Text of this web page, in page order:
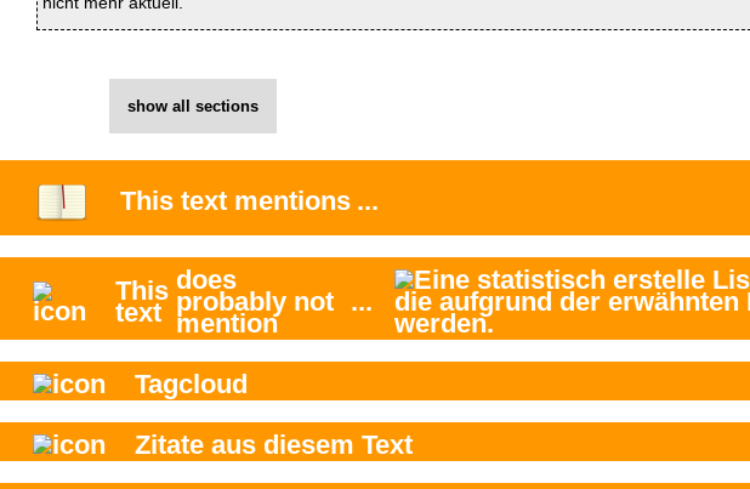
show all sections
This text mentions ...
This
text
does
probably not
mention
...
Tagcloud
Zitate aus diesem Text